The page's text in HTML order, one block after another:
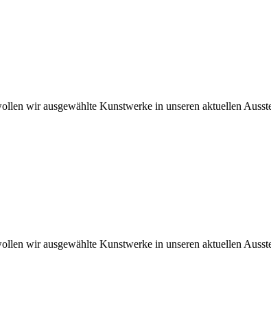
wir ausgewählte Kunstwerke in unseren aktuellen
wir ausgewählte Kunstwerke in unseren aktuellen